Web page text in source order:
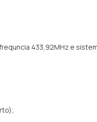
433,92MHz e